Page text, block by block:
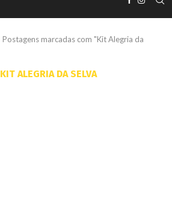
Postagens marcadas com "Kit Alegria da
KIT ALEGRIA DA SELVA